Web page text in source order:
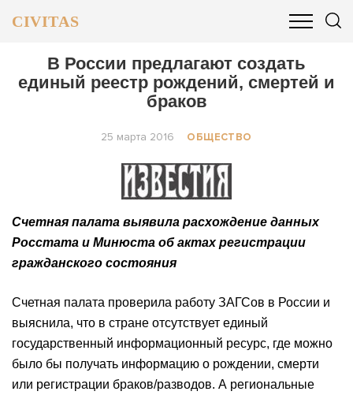
CIVITAS
ОБЩЕСТВО БИЗНЕС И ФИНАНСЫ
В России предлагают создать
единый реестр рождений, смертей и
браков
25 марта 2016 ОБЩЕСТВО
Счетная палата выявила расхождение данных
Росстата и Минюста об актах регистрации
гражданского состояния
Счетная палата проверила работу ЗАГСов в России и
выяснила, что в стране отсутствует единый
государственный информационный ресурс, где можно
было бы получать информацию о рождении, смерти
или регистрации браков/разводов. А региональные